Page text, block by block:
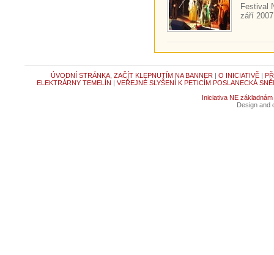
Festival
září
ÚVODNÍ STRÁNKA, ZAČÍT KLEPNUTÍM NA BANNER | O INICIATIVĚ|
ELEKTRÁRNY TEMELÍN | VEŘEJNÉ SLYŠENÍ K PETICÍM POSLANECKÁ
Iniciativa NE základnám
Design and